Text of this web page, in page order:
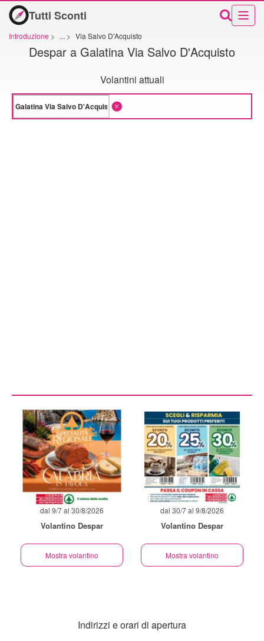
Tutti Sconti
Introduzione > ... > Via Salvo D'Acquisto
Despar a Galatina Via Salvo D'Acquisto
Volantini attuali
dal 9/7 al 30/8/2026
Volantino Despar
Mostra volantino
dal 30/7 al 9/8/2026
Volantino Despar
Mostra volantino
Indirizzi e orari di apertura